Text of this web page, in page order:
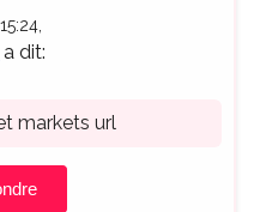
a dit:
markets url